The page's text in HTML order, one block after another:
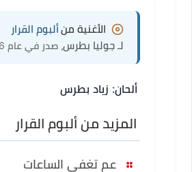
الأغنية منألبوم القرار
لـ جوليا بطرس ، صدر في عام 1996
ألحان: زياد بطرس
المزيد من ألبوم القرار
عم تغفى الساعات